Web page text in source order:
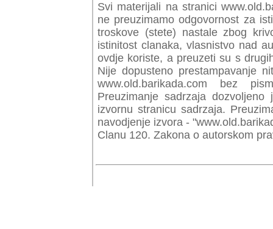
Svi materijali na stranici
preuzimamo odgovornost za
troskove (stete) nastale zbog
istinitost clanaka, vlasnistvo nad
ovdje koriste, a preuzeti su s
Nije dopusteno prestampavanje
www.old.barikada.com bez
Preuzimanje sadrzaja
izvornu stranicu sadrzaja.
navodjenje izvora -
Clanu 120. Zakona o autorskom